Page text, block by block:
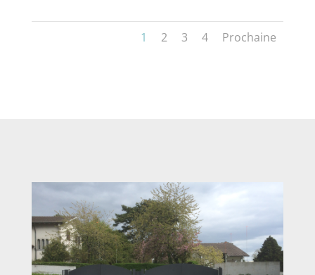
1 2 3 4 Prochaine